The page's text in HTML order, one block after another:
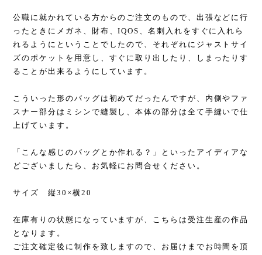
公職に就かれている方からのご注文のもので、出張などに行
ったときにメガネ、財布、IQOS、名刺入れをすぐに入れら
れるようにということでしたので、それぞれにジャストサイ
ズのポケットを用意し、すぐに取り出したり、しまったりす
ることが出来るようにしています。
こういった形のバッグは初めてだったんですが、内側やファ
スナー部分はミシンで縫製し、本体の部分は全て手縫いで仕
上げています。
「こんな感じのバッグとか作れる？」といったアイディアな
どございましたら、お気軽にお問合せください。
サイズ 縦30×横20
在庫有りの状態になっていますが、こちらは受注生産の作品
となります。
ご注文確定後に制作を致しますので、お届けまでお時間を頂